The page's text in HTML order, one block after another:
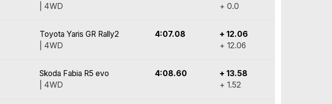
| 4WD
+ 0.0
Toyota Yaris GR Rally2
| 4WD
4:07.08
+ 12.06
+ 12.06
Skoda Fabia R5 evo
| 4WD
4:08.60
+ 13.58
+ 1.52